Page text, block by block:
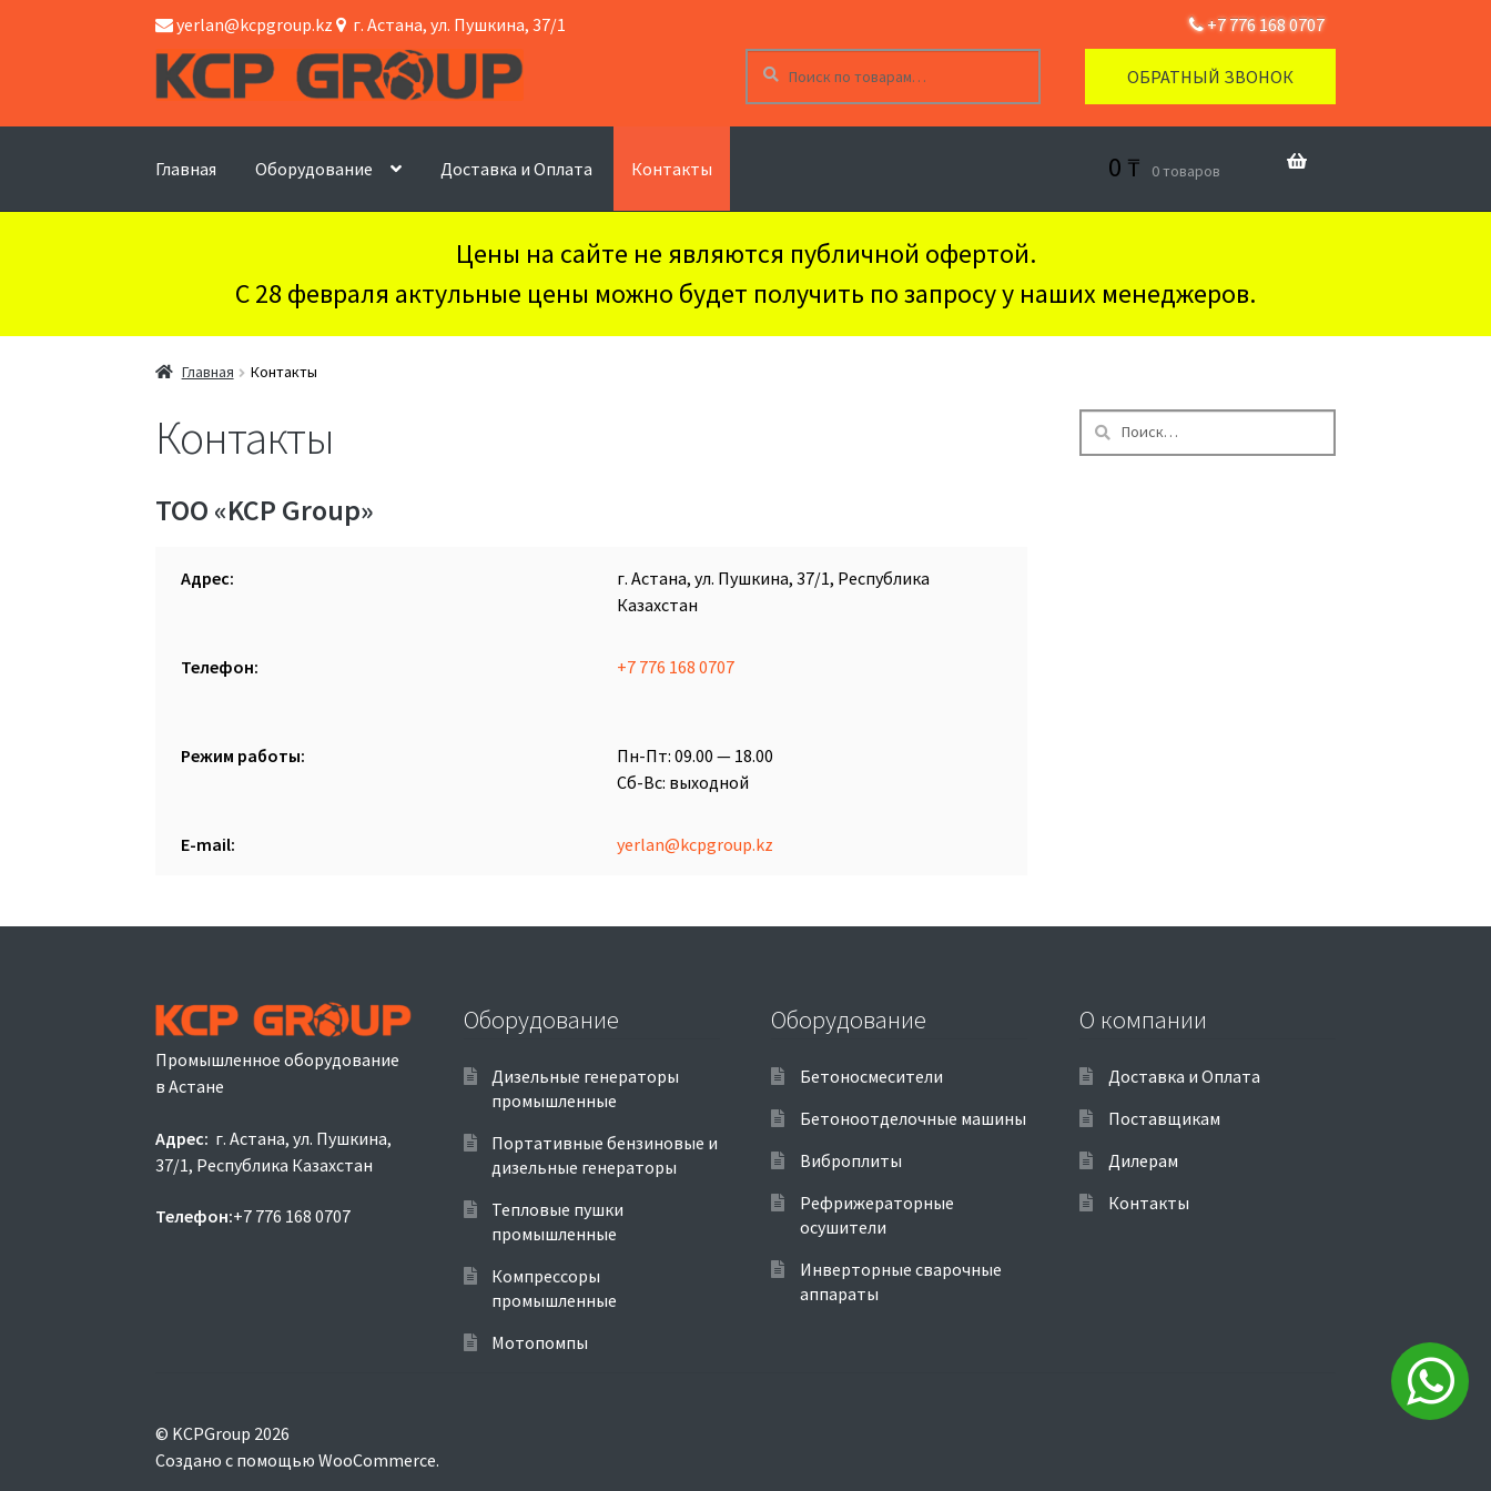
yerlan@kcpgroup.kz г. Астана, ул. Пушкина, 37/1
+7 776 168 0707
Перейти
Перейти
ОБРАТНЫЙ ЗВОНОК
Искать:
Поиск
Главная Оборудование Доставка и Оплата Контакты 0 ₸ 0 товаров
Цены на сайте не являются публичной офертой.
С 28 февраля актульные цены можно будет получить по запросу у наших менеджеров.
Главная Контакты
Контакты
ТОО «KCP Group»
Адрес:
г. Астана, ул. Пушкина, 37/1, Республика
Казахстан
Телефон: +7 776 168 0707
Режим работы:
Пн-Пт: 09.00 — 18.00
Сб-Вс: выходной
E-mail: yerlan@kcpgroup.kz
Найти:
Промышленное оборудование
в Астане
Адрес: г. Астана, ул. Пушкина,
37/1, Республика Казахстан
Телефон:+7 776 168 0707
Оборудование
Дизельные генераторы
промышленные
Портативные бензиновые и
дизельные генераторы
Тепловые пушки
промышленные
Компрессоры
промышленные
Мотопомпы
Оборудование
Бетоносмесители
Бетоноотделочные машины
Виброплиты
Рефрижераторные
осушители
Инверторные сварочные
аппараты
О компании
Доставка и Оплата
Поставщикам
Дилерам
Контакты
© KCPGroup 2026
Создано с помощью WooCommerce.